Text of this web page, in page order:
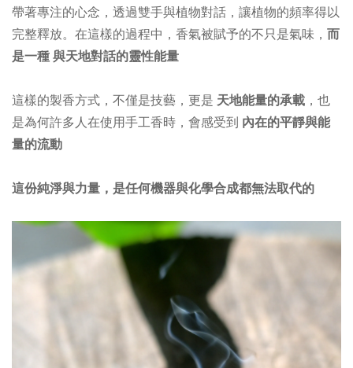
帶著專注的心念，透過雙手與植物對話，讓植物的頻率得以
完整釋放。在這樣的過程中，香氣被賦予的不只是氣味， 而
是一種 與天地對話的靈性能量
這樣的製香方式，不僅是技藝，更是 天地能量的承載 ，也
是為何許多人在使用手工香時，會感受到 內在的平靜與能
量的流動
這份純淨與力量，是任何機器與化學合成都無法取代的